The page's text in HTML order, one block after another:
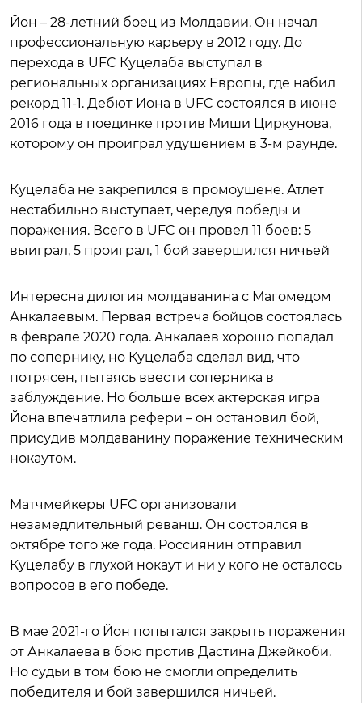
Йон – 28-летний боец из Молдавии. Он начал
профессиональную карьеру в 2012 году. До
перехода в UFC Куцелаба выступал в
региональных организациях Европы, где набил
рекорд 11-1. Дебют Иона в UFC состоялся в июне
2016 года в поединке против Миши Циркунова,
которому он проиграл удушением в 3-м раунде.
Куцелаба не закрепился в промоушене. Атлет
нестабильно выступает, чередуя победы и
поражения. Всего в UFC он провел 11 боев: 5
выиграл, 5 проиграл, 1 бой завершился ничьей
Интересна дилогия молдаванина с Магомедом
Анкалаевым. Первая встреча бойцов состоялась
в феврале 2020 года. Анкалаев хорошо попадал
по сопернику, но Куцелаба сделал вид, что
потрясен, пытаясь ввести соперника в
заблуждение. Но больше всех актерская игра
Йона впечатлила рефери – он остановил бой,
присудив молдаванину поражение техническим
нокаутом.
Матчмейкеры UFC организовали
незамедлительный реванш. Он состоялся в
октябре того же года. Россиянин отправил
Куцелабу в глухой нокаут и ни у кого не осталось
вопросов в его победе.
В мае 2021-го Йон попытался закрыть поражения
от Анкалаева в бою против Дастина Джейкоби.
Но судьи в том бою не смогли определить
победителя и бой завершился ничьей.